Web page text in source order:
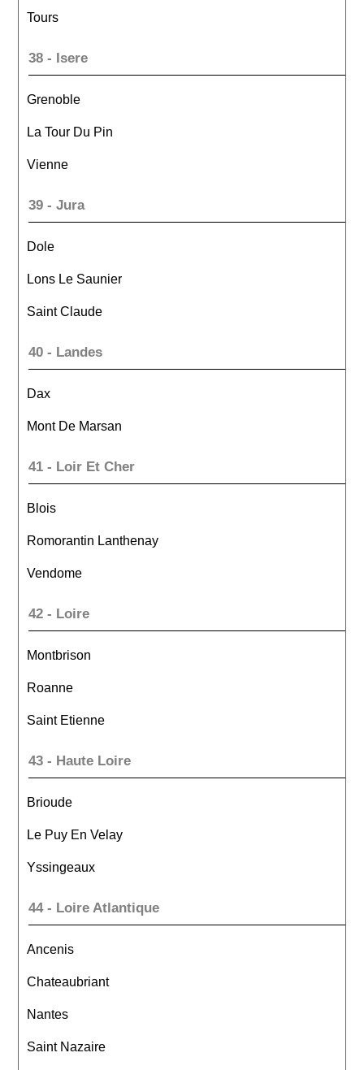
Tours
38 - Isere
Grenoble
La Tour Du Pin
Vienne
39 - Jura
Dole
Lons Le Saunier
Saint Claude
40 - Landes
Dax
Mont De Marsan
41 - Loir Et Cher
Blois
Romorantin Lanthenay
Vendome
42 - Loire
Montbrison
Roanne
Saint Etienne
43 - Haute Loire
Brioude
Le Puy En Velay
Yssingeaux
44 - Loire Atlantique
Ancenis
Chateaubriant
Nantes
Saint Nazaire